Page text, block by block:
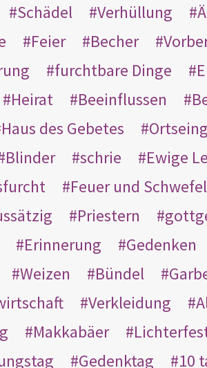
Schädel Verhüllung
Feier Becher
furchtbare Dinge
Heirat Beeinflussen
Haus des Gebetes
Blinder schrie Ewige
Feuer und Schwefel
Priestern
Erinnerung Gedenken
Weizen Bündel
Verkleidung
Makkabäer
Gedenktag 10